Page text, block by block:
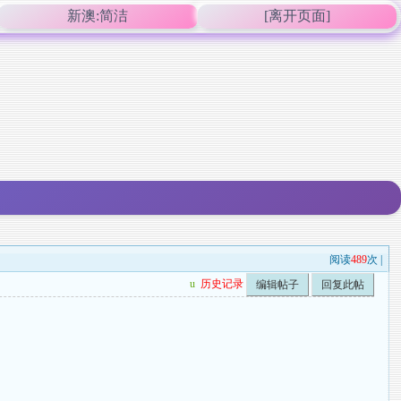
新澳:简洁 [离开页面]
阅读489次 |
u 历史记录 编辑帖子 回复此帖